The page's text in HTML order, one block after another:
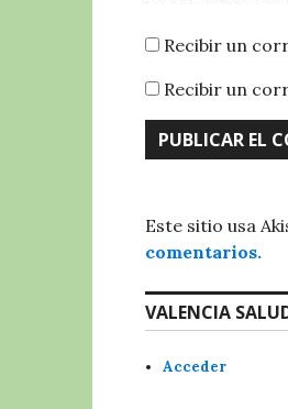
Recibir un
Recibir un
Este sitio usa
comentarios.
VALENCIA
Acceder